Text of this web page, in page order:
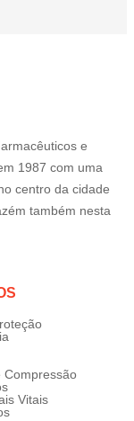
e
1987 com uma
centro da cidade
também nesta
Compressão
Vitais